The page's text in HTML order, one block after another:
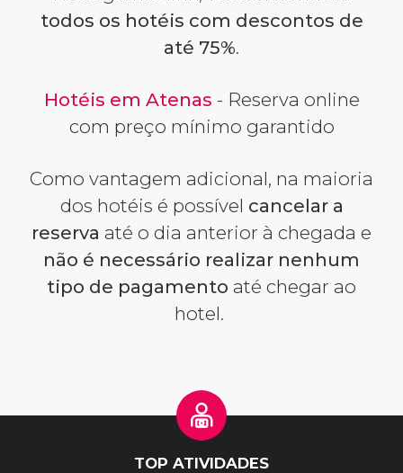
todos os hotéis com descontos de
até 75%.
Hotéis em Atenas - Reserva online
com preço mínimo garantido
Como vantagem adicional, na maioria
dos hotéis é possível cancelar a
reserva até o dia anterior à chegada e
não é necessário realizar nenhum
tipo de pagamento até chegar ao
hotel.
TOP ATIVIDADES